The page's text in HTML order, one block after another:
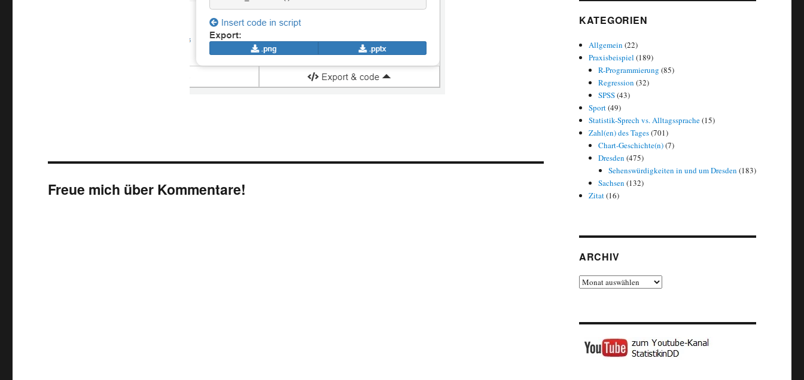
Freue mich über Kommentare!
KATEGORIEN
Allgemein (22)
Praxisbeispiel (189)
R-Programmierung (85)
Regression (32)
SPSS(43)
Sport(49)
Statistik-Sprech vs. Alltagssprache(15)
Zahl(en) des Tages(701)
Chart-Geschichte(n)(7)
Dresden (475)
Sehenswürdigkeiten in und um Dresden (183)
Sachsen (132)
Zitat(16)
ARCHIV
Archiv